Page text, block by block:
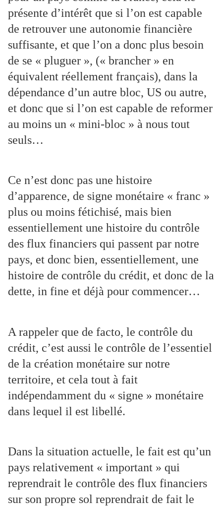
présente d’intérêt que si l’on est capable
de retrouver une autonomie financière
suffisante, et que l’on a donc plus besoin
de se « pluguer », (« brancher » en
équivalent réellement français), dans la
dépendance d’un autre bloc, US ou autre,
et donc que si l’on est capable de reformer
au moins un « mini-bloc » à nous tout
seuls…
Ce n’est donc pas une histoire
d’apparence, de signe monétaire « franc »
plus ou moins fétichisé, mais bien
essentiellement une histoire du contrôle
des flux financiers qui passent par notre
pays, et donc bien, essentiellement, une
histoire de contrôle du crédit, et donc de la
dette, in fine et déjà pour commencer…
A rappeler que de facto, le contrôle du
crédit, c’est aussi le contrôle de l’essentiel
de la création monétaire sur notre
territoire, et cela tout à fait
indépendamment du « signe » monétaire
dans lequel il est libellé.
Dans la situation actuelle, le fait est qu’un
pays relativement « important » qui
reprendrait le contrôle des flux financiers
sur son propre sol reprendrait de fait le